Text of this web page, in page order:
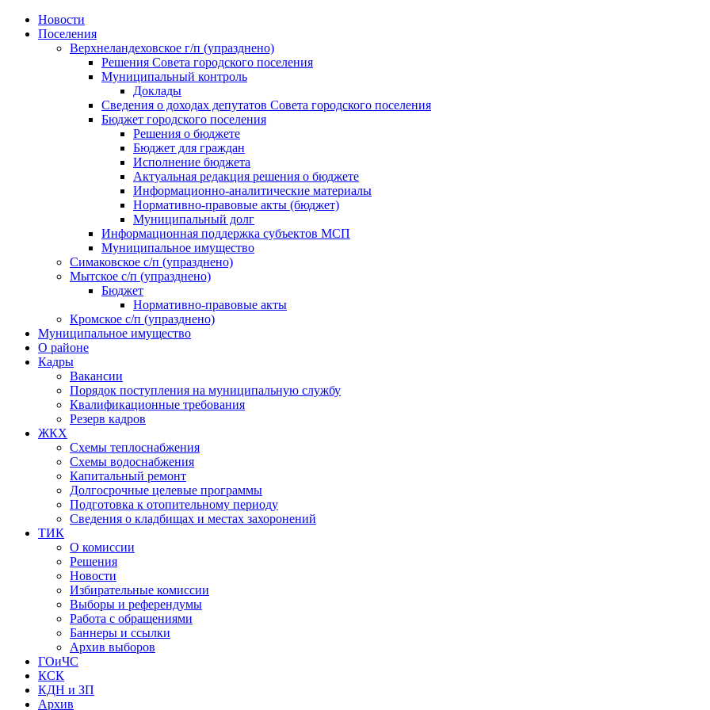
Skip
Новости
Поселения
Верхнеландеховское г/п (упразднено)
Решения Совета городского поселения
Муниципальный контроль
Доклады
Сведения о доходах депутатов Совета городского поселения
Бюджет городского поселения
Решения о бюджете
Бюджет для граждан
Исполнение бюджета
Актуальная редакция решения о бюджете
Информационно-аналитические материалы
Нормативно-правовые акты (бюджет)
Муниципальный долг
Информационная поддержка субъектов МСП
Муниципальное имущество
Симаковское с/п (упразднено)
Мытское с/п (упразднено)
Бюджет
Нормативно-правовые акты
Кромское с/п (упразднено)
Муниципальное имущество
О районе
Кадры
Вакансии
Порядок поступления на муниципальную службу
Квалификационные требования
Резерв кадров
ЖКХ
Схемы теплоснабжения
Схемы водоснабжения
Капитальный ремонт
Долгосрочные целевые программы
Подготовка к отопительному периоду
Сведения о кладбищах и местах захоронений
ТИК
О комиссии
Решения
Новости
Избирательные комиссии
Выборы и референдумы
Работа с обращениями
Баннеры и ссылки
Архив выборов
ГОиЧС
КСК
КДН и ЗП
Архив